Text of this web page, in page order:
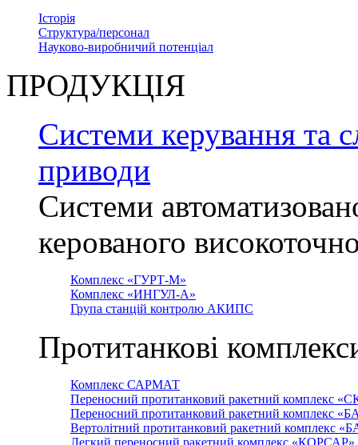
Історія
Структура/персонал
Науково-виробничий потенціал
ПРОДУКЦІЯ
Системи керування та
приводи
Системи
керованого
Комплекс «ГУРТ-М»
Комплекс «ИНГУЛ-А»
Група станцій контролю АКИПС
Протитанкові
Комплекс САРМАТ
Переносний протитанковий ракетний комплекс
Переносний протитанковий ракетний комплекс
Вертолітний протитанковий ракетний комплекс
Легкий переносний ракетний комплекс «КОРСАР»